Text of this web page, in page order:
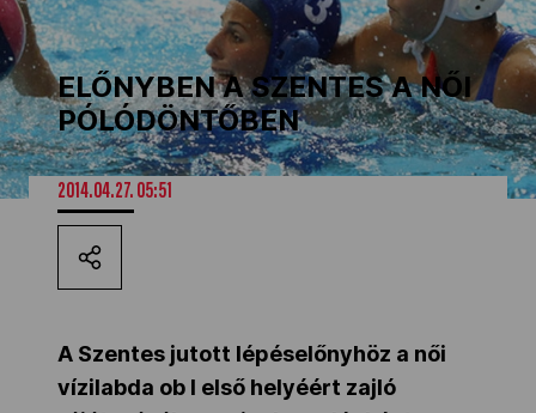
Dakar 2026
Los Angeles 2028
MOB
Kettőskarrier-program
NOB
ELŐNYBEN A SZENTES A NŐI
PÓLÓDÖNTŐBEN
2014.04.27. 05:51
A Szentes jutott lépéselőnyhöz a női
vízilabda ob I első helyéért zajló